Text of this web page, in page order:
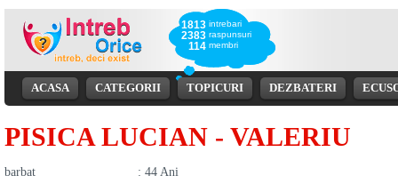
1813
2383
114
intrebari
raspunsuri
membri
ACASA CATEGORII TOPICURI DEZBATERI
PISICA LUCIAN - VALERIU
barbat
: 44 Ani